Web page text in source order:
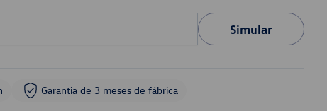
Simular
Garantia de 3 meses de fábrica